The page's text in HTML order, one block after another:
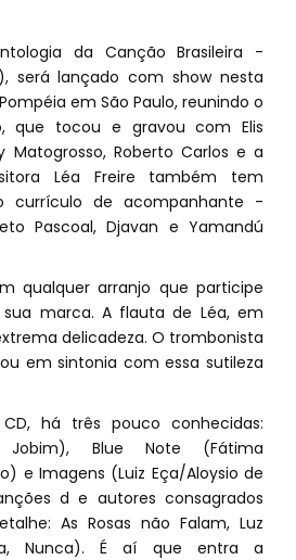
da Canção Brasileira -
será lançado com show nesta
em São Paulo, reunindo o
que tocou e gravou com Elis
Matogrosso, Roberto Carlos e a
Léa Freire também tem
currículo de acompanhante -
Pascoal, Djavan e Yamandú
qualquer arranjo que participe
marca. A flauta de Léa, em
delicadeza. O trombonista
em sintonia com essa sutileza
há três pouco conhecidas:
Jobim), Blue Note (Fátima
e Imagens (Luiz Eça/Aloysio de
d e autores consagrados
As Rosas não Falam, Luz
Nunca). É aí que entra a